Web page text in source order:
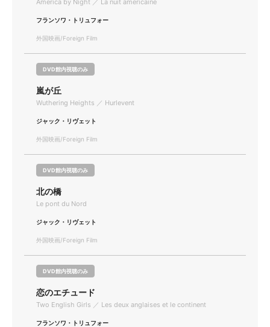
America by Night ／ La nuit americaine
フランソワ・トリュフォー
外国映画/Foreign Film
DVD館内視聴のみ
嵐が丘
Wuthering Heights ／ Hurlevent
ジャック・リヴェット
外国映画/Foreign Film
DVD館内視聴のみ
北の橋
Le pont du Nord
ジャック・リヴェット
外国映画/Foreign Film
DVD館内視聴のみ
恋のエチュード
Two English Girls ／ Les deux anglaises et le continent
フランソワ・トリュフォー